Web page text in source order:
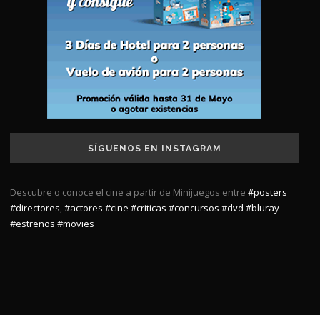
SÍGUENOS EN INSTAGRAM
Descubre o conoce el cine a partir de Minijuegos entre #posters
#directores #actores #cine #criticas #concursos #dvd #bluray
#estrenos #movies